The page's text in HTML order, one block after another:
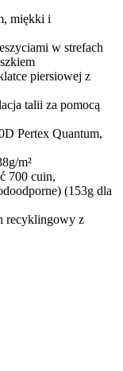
miękki i
w strefach
piersiowej z
talii za pomocą
Pertex Quantum,
m²
700 cuin,
(153g dla
recyklingowy z